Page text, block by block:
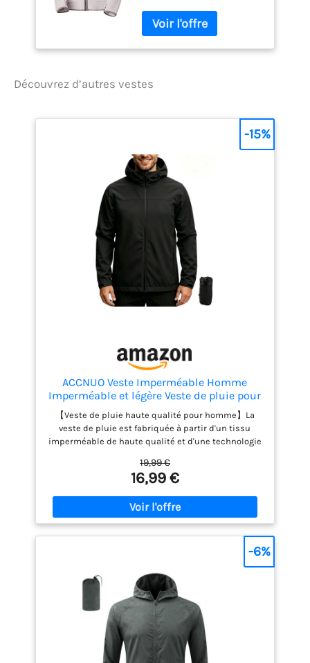
Matériel de grande qualité
Confortable à porter
Découvrez d’autres vestes
ACCNUO Veste Imperméable Homme
Imperméable et légère Veste de pluie pour
homme veste de pluie pour le cyclisme, la
randonnée et l'escalade
【Veste de pluie haute qualité pour homme】La
veste de pluie est fabriquée à partir d'un tissu
imperméable de haute qualité et d'une technologie
mmH₂O. La fermeture éclair principale et les
fermetures éclair des poches sont imperméables,
ce qui la rend adaptée à la plupart des jours de
pluie. 【Veste de pluie respirante pour homme】Le
tissu imperméable de la veste de pluie est
également respirant, avec une perméabilité à
confortable à porter sans être trop chaude. 【Veste
de pluie légère pour homme】La veste de pluie
pour homme est ultra-légère. Équipée d'un sac de
rangement, elle se glisse facilement dans un sac à
main, un sac à dos ou une valise, pour un
encombrement minimal. 【Imperméable
ajustable】Imperméable pour homme avec
19,99 €
16,99 €
-15%
-6%